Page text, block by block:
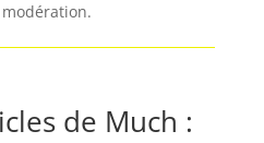
de Much :